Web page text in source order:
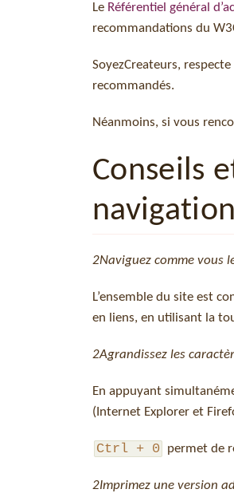
Le Référentiel général
recommandations du
SoyezCreateurs, respecte
recommandés.
Néanmoins, si vous
Conseils
navigation
2Naviguez comme vous
L’ensemble du site est
en liens, en utilisant la
2Agrandissez les
En appuyant
(Internet Explorer et
Ctrl + 0 permet de
2Imprimez une version